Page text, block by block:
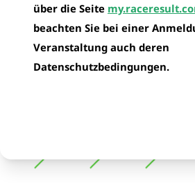
über die Seite
beachten Sie bei einer
Veranstaltung auch deren
Datenschutzbedingungen.